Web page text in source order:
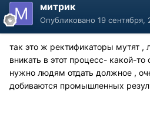
митрик
Опубликовано 19 сентября,
так это ж ректификаторы мутят ,
вникать в этот процесс- какой-
нужно людям отдать должное ,
добиваются промышленных